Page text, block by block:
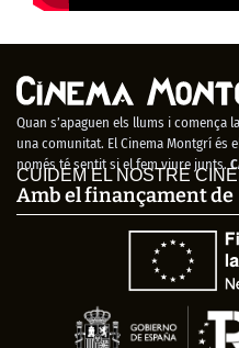
Quan s’apaguen els llums i comença
una comunitat. El Cinema Montgrí és
només té sentit si el fem viure junts.
CUIDEM EL NOSTRE
Amb el finançament de